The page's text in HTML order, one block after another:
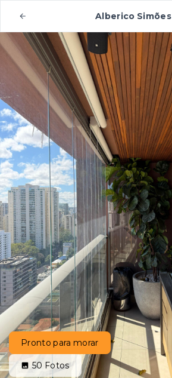
Alberico Simões
Pronto para morar
50 Fotos